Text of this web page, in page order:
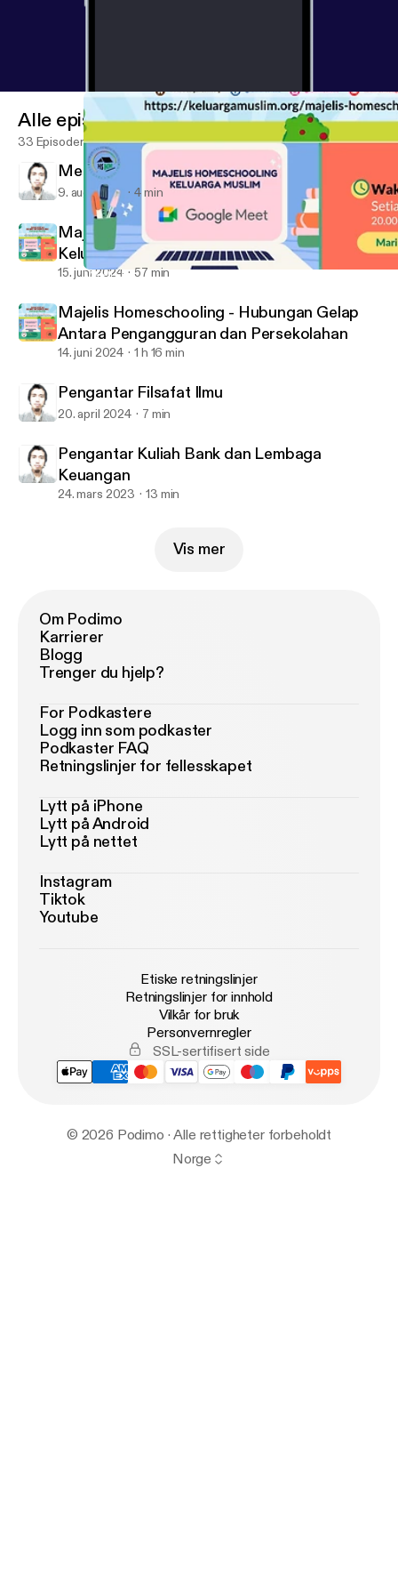
Majelis Homeschooling - Hubungan Gelap Antara
Alle episoder
33 Episoder
Mencari Ilmu VS Mencari Pekerjaan
9. aug. 2024 4 min
Majelis Homeschooling - Visi Peradaban
Keluarga Nabi Ibrahim AS
15. juni 2024 57 min
Majelis Homeschooling - Hubungan Gelap
Antara Pengangguran dan Persekolahan
14. juni 2024 1 h 16 min
Pengantar Filsafat Ilmu
20. april 2024 7 min
Pengantar Kuliah Bank dan Lembaga
Keuangan
24. mars 2023 13 min
Vis mer
Om Podimo
Karrierer
Blogg
Trenger du hjelp?
For Podkastere
Logg inn som podkaster
Podkaster FAQ
Retningslinjer for fellesskapet
Lytt på iPhone
Lytt på Android
Lytt på nettet
Instagram
Tiktok
Youtube
Etiske retningslinjer
Retningslinjer for innhold
Vilkår for bruk
Personvernregler
SSL-sertifisert side
© 2026 Podimo · Alle rettigheter forbeholdt
Norge